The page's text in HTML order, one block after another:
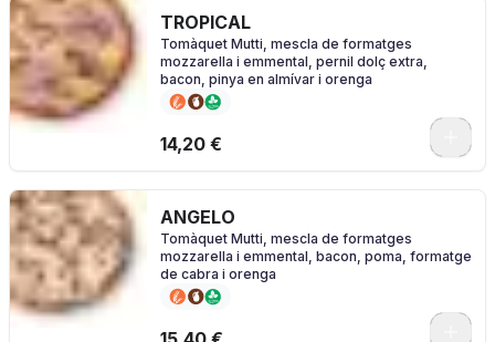
TROPICAL
Tomàquet Mutti, mescla de formatges
mozzarella i emmental, pernil dolç extra,
bacon, pinya en almívar i orenga
14,20 €
ANGELO
Tomàquet Mutti, mescla de formatges
mozzarella i emmental, bacon, poma, formatge
de cabra i orenga